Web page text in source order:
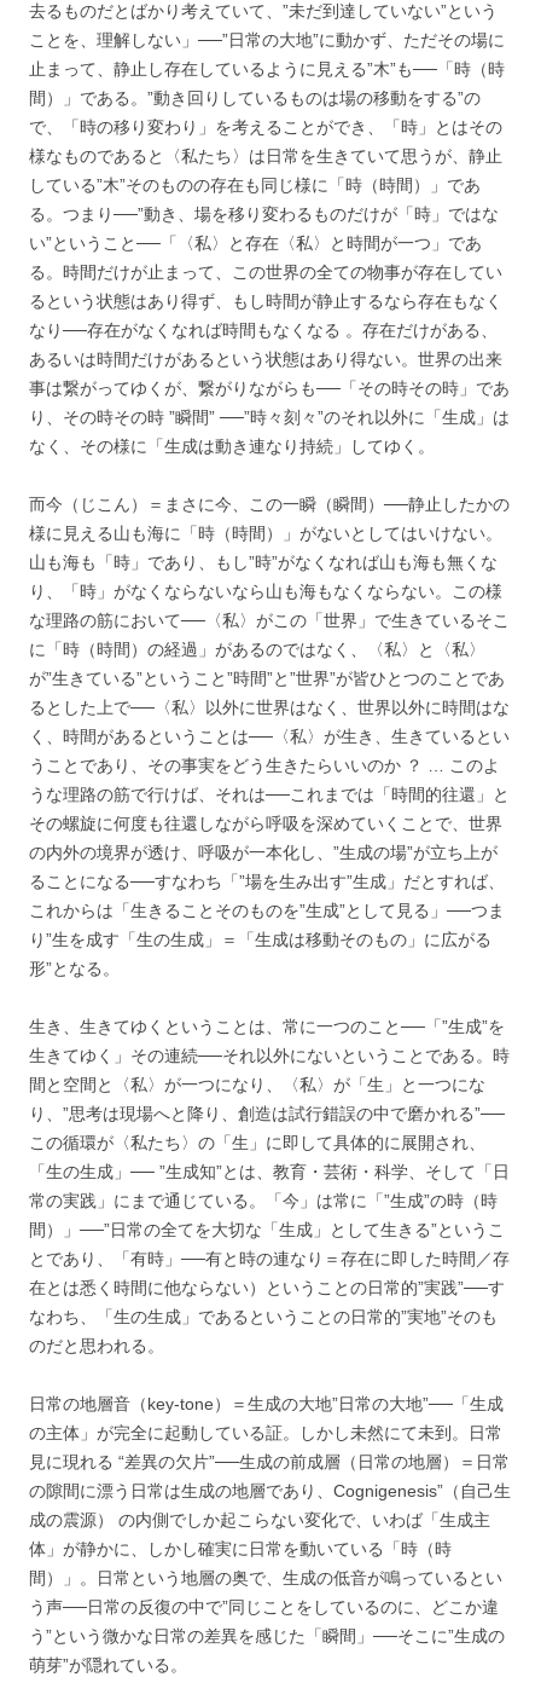
去るものだとばかり考えていて、”未だ到達していない”という
ことを、理解しない」──”日常の大地”に動かず、ただその場に
止まって、静止し存在しているように見える”木”も──「時（時
間）」である。”動き回りしているものは場の移動をする”の
で、「時の移り変わり」を考えることができ、「時」とはその
様なものであると〈私たち〉は日常を生きていて思うが、静止
している”木”そのものの存在も同じ様に「時（時間）」であ
る。つまり──”動き、場を移り変わるものだけが「時」ではな
い”ということ──「〈私〉と存在〈私〉と時間が一つ」であ
る。時間だけが止まって、この世界の全ての物事が存在してい
るという状態はあり得ず、もし時間が静止するなら存在もなく
なり──存在がなくなれば時間もなくなる 。存在だけがある、
あるいは時間だけがあるという状態はあり得ない。世界の出来
事は繋がってゆくが、繋がりながらも──「その時その時」であ
り、その時その時 ”瞬間” ──”時々刻々”のそれ以外に「生成」は
なく、その様に「生成は動き連なり持続」してゆく。
而今（じこん）＝まさに今、この一瞬（瞬間）──静止したかの
様に見える山も海に「時（時間）」がないとしてはいけない。
山も海も「時」であり、もし”時”がなくなれば山も海も無くな
り、「時」がなくならないなら山も海もなくならない。この様
な理路の筋において──〈私〉がこの「世界」で生きているそこ
に「時（時間）の経過」があるのではなく、〈私〉と〈私〉
が”生きている”ということ”時間”と”世界”が皆ひとつのことであ
るとした上で──〈私〉以外に世界はなく、世界以外に時間はな
く、時間があるということは──〈私〉が生き、生きているとい
うことであり、その事実をどう生きたらいいのか ？ … このよ
うな理路の筋で行けば、それは──これまでは「時間的往還」と
その螺旋に何度も往還しながら呼吸を深めていくことで、世界
の内外の境界が透け、呼吸が一本化し、”生成の場”が立ち上が
ることになる──すなわち「”場を生み出す”生成」だとすれば、
これからは「生きることそのものを”生成”として見る」──つま
り”生を成す「生の生成」＝「生成は移動そのもの」に広がる
形”となる。
生き、生きてゆくということは、常に一つのこと──「”生成”を
生きてゆく」その連続──それ以外にないということである。時
間と空間と〈私〉が一つになり、〈私〉が「生」と一つにな
り、”思考は現場へと降り、創造は試行錯誤の中で磨かれる”──
この循環が〈私たち〉の「生」に即して具体的に展開され、
「生の生成」── ”生成知”とは、教育・芸術・科学、そして「日
常の実践」にまで通じている。「今」は常に「”生成”の時（時
間）」──”日常の全てを大切な「生成」として生きる”というこ
とであり、「有時」──有と時の連なり＝存在に即した時間／存
在とは悉く時間に他ならない）ということの日常的”実践”──す
なわち、「生の生成」であるということの日常的”実地”そのも
のだと思われる。
日常の地層音（key-tone）＝生成の大地”日常の大地”──「生成
の主体」が完全に起動している証。しかし未然にて未到。日常
見に現れる “差異の欠片”──生成の前成層（日常の地層）＝日常
の隙間に漂う日常は生成の地層であり、Cognigenesis”（自己生
成の震源） の内側でしか起こらない変化で、いわば「生成主
体」が静かに、しかし確実に日常を動いている「時（時
間）」。日常という地層の奥で、生成の低音が鳴っているとい
う声──日常の反復の中で”同じことをしているのに、どこか違
う”という微かな日常の差異を感じた「瞬間」──そこに”生成の
萌芽”が隠れている。